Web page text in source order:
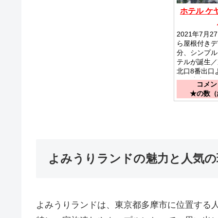
ホテル ケ
2021年7月
ら屋根付き
分、シンプ
テルが誕生
北口8番出口
キで徒歩１分
コメ
★の数（
よみうりランドの魅力と人気
よみうりランドは、東京都多摩市に位置する